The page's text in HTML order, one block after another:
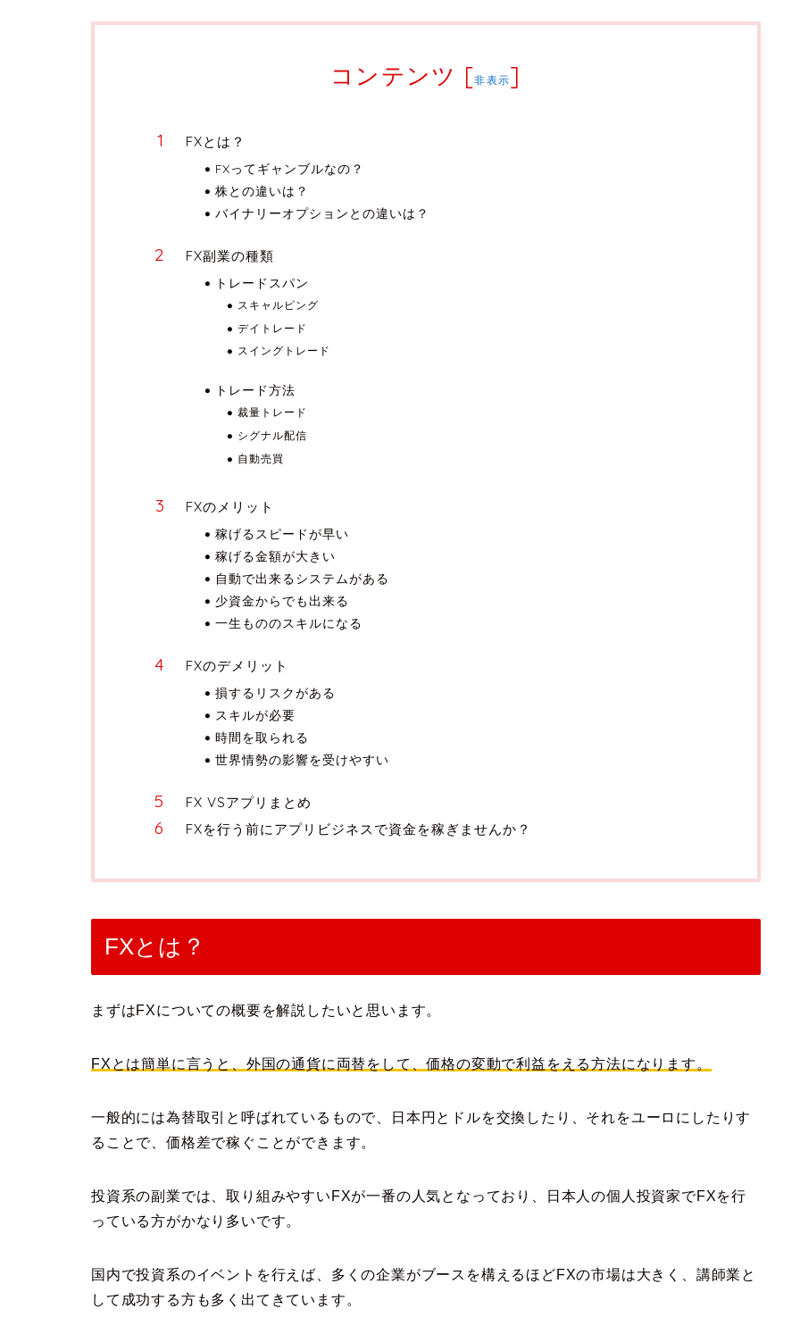
コンテンツ [非表示]
FXとは？
FXってギャンブルなの？
株との違いは？
バイナリーオプションとの違いは？
FX副業の種類
トレードスパン
スキャルピング
デイトレード
スイングトレード
トレード方法
裁量トレード
シグナル配信
自動売買
FXのメリット
稼げるスピードが早い
稼げる金額が大きい
自動で出来るシステムがある
少資金からでも出来る
一生もののスキルになる
FXのデメリット
損するリスクがある
スキルが必要
時間を取られる
世界情勢の影響を受けやすい
FX VSアプリまとめ
FXを行う前にアプリビジネスで資金を稼ぎませんか？
FXとは？
まずはFXについての概要を解説したいと思います。
FXとは簡単に言うと、外国の通貨に両替をして、価格の変動で利益をえる方法になります。
一般的には為替取引と呼ばれているもので、日本円とドルを交換したり、それをユーロにしたりす
ることで、価格差で稼ぐことができます。
投資系の副業では、取り組みやすいFXが一番の人気となっており、日本人の個人投資家でFXを行
っている方がかなり多いです。
国内で投資系のイベントを行えば、多くの企業がブースを構えるほどFXの市場は大きく、講師業と
して成功する方も多く出てきています。